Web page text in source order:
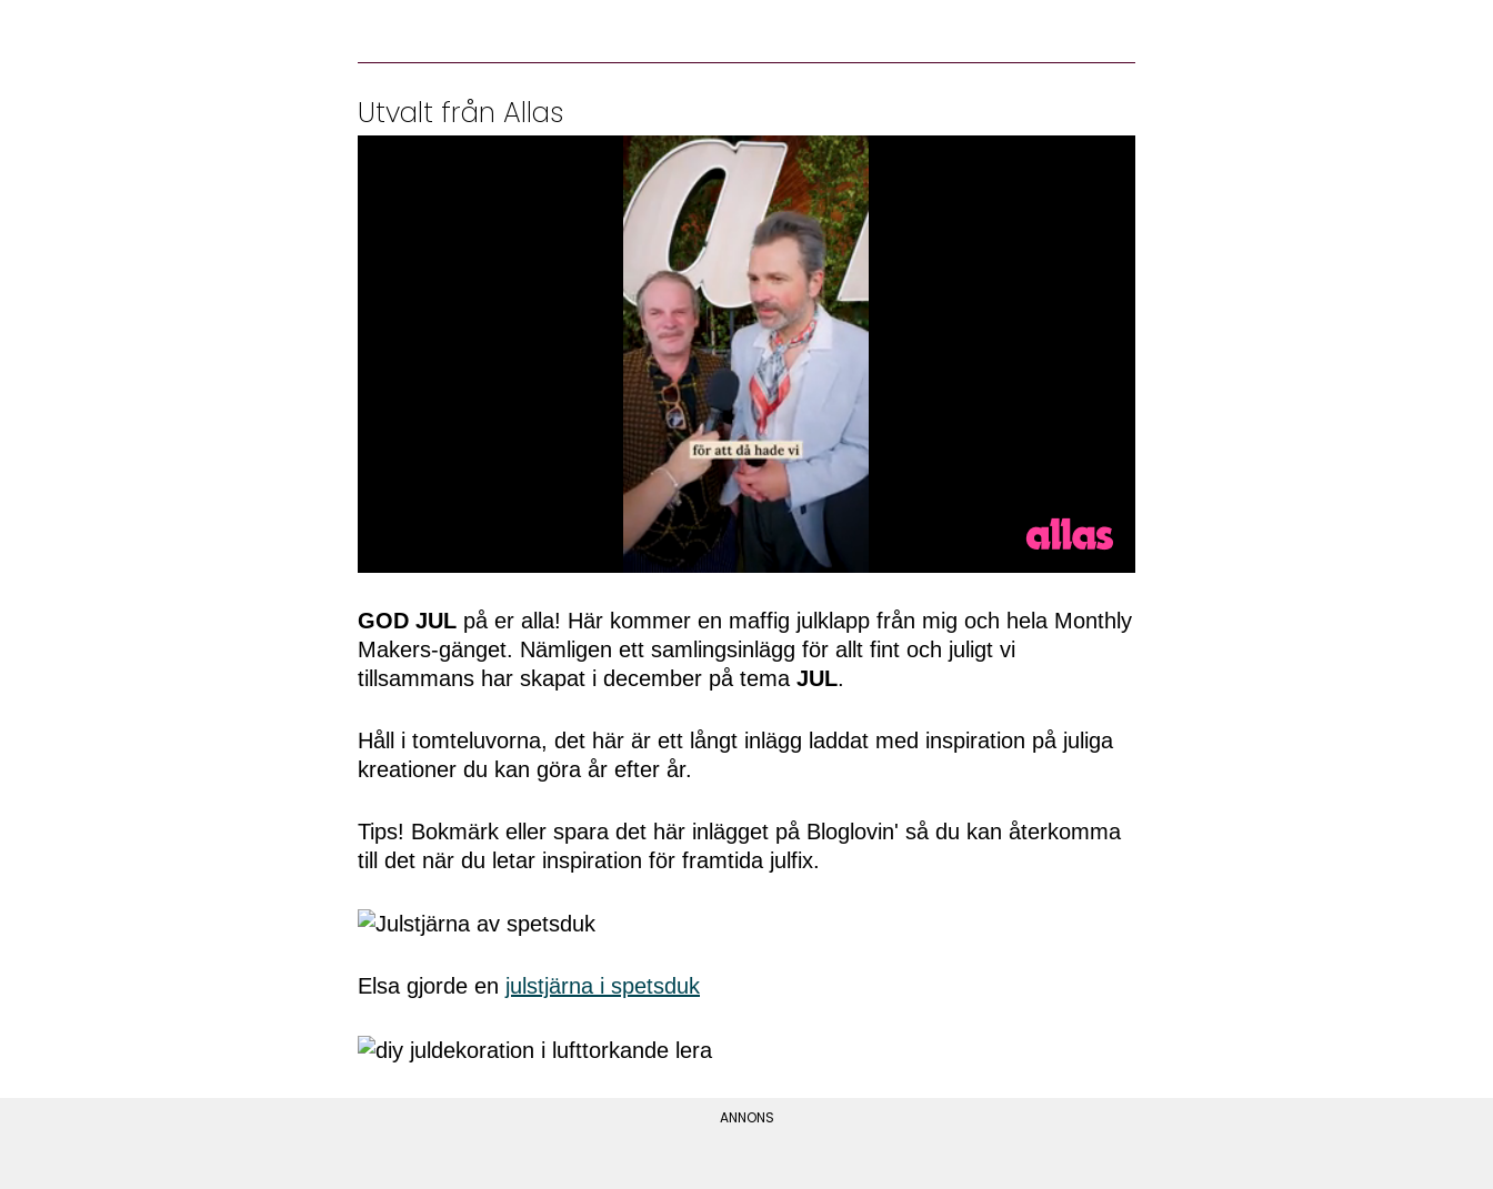
Utvalt från Allas
of
50
secondsVolume
0%
GOD JUL på er alla! Här kommer en maffig julklapp från mig och hela Monthly
Makers-gänget. Nämligen ett samlingsinlägg för allt fint och juligt vi
tillsammans har skapat i december på tema JUL.
Håll i tomteluvorna, det här är ett långt inlägg laddat med inspiration på juliga
kreationer du kan göra år efter år.
Tips! Bokmärk eller spara det här inlägget på Bloglovin' så du kan återkomma
till det när du letar inspiration för framtida julfix.
Elsa gjorde en julstjärna i spetsduk